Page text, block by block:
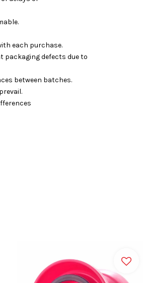
each purchase.
packaging defects due to
between batches.